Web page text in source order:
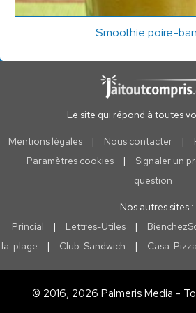
Smoothie poire-
Le site qui répond à toutes
Mentions légales | Nous contacter |
Paramètres cookies
| Signaler un
question
Nos autres sites :
Princial
| Lettres-Utiles |
la-plage
| Club-Sandwich | Casa-Pizza
© 2016, 2026 Palmeris Media -